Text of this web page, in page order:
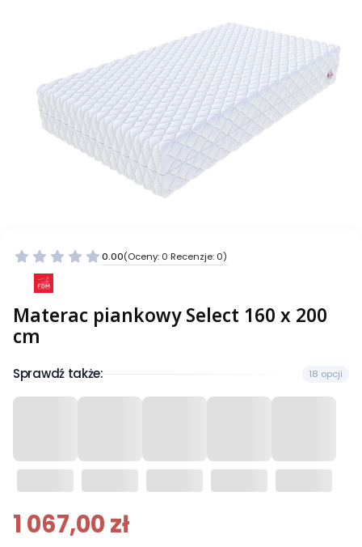
0.00(Oceny: 0 Recenzje: 0)
Materac piankowy Select 160 x 200
cm
Sprawdź także: 18 opcji
1 067,00 zł